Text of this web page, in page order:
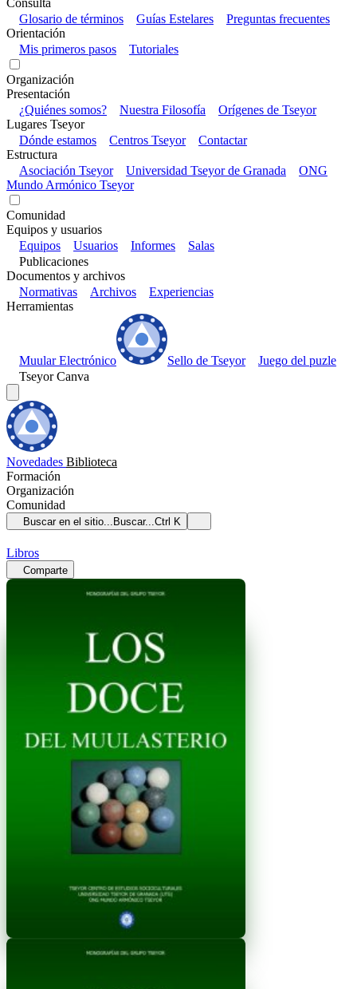
Consulta
Glosario de términos
Guías Estelares
Preguntas frecuentes
Orientación
Mis primeros pasos
Tutoriales
Organización
Presentación
¿Quiénes somos?
Nuestra Filosofía
Orígenes de Tseyor
Lugares Tseyor
Dónde estamos
Centros Tseyor
Contactar
Estructura
Asociación Tseyor
Universidad Tseyor de Granada
ONG
Mundo Armónico Tseyor
Comunidad
Equipos y usuarios
Equipos
Usuarios Informes
Salas
Publicaciones
Documentos y archivos
Normativas
Archivos
Experiencias
Herramientas
Muular Electrónico Sello de Tseyor
Juego del puzle
Tseyor Canva
Novedades Biblioteca
Formación
Organización
Comunidad
Buscar en el sitio... Buscar...Ctrl K
Libros
Comparte